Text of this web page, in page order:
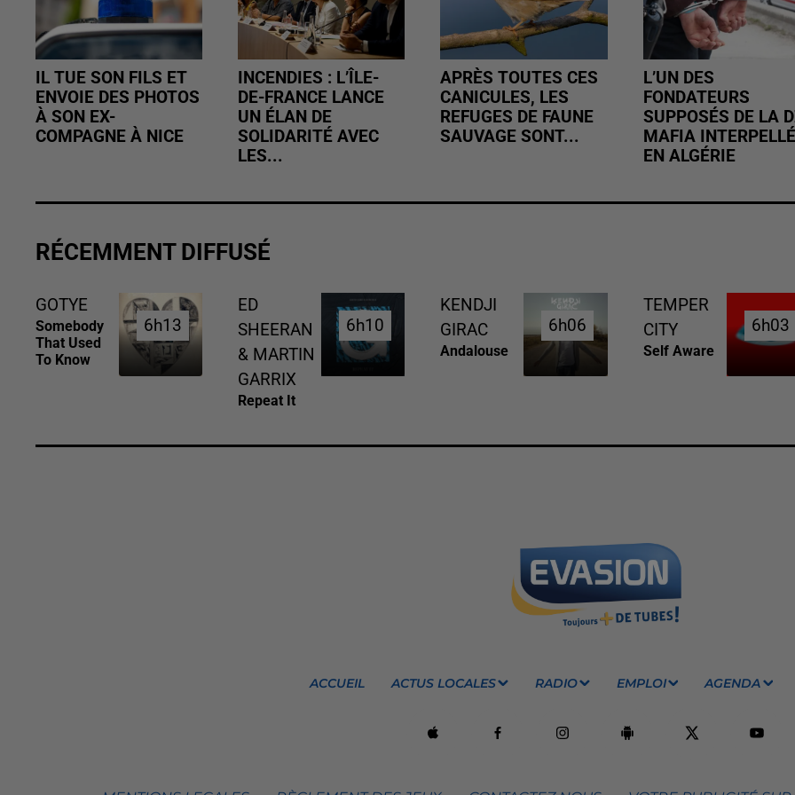
IL TUE SON FILS ET
ENVOIE DES PHOTOS
À SON EX-
COMPAGNE À NICE
INCENDIES : L’ÎLE-
DE-FRANCE LANCE
UN ÉLAN DE
SOLIDARITÉ AVEC
LES...
APRÈS TOUTES CES
CANICULES, LES
REFUGES DE FAUNE
SAUVAGE SONT...
L’UN DES
FONDATEURS
SUPPOSÉS DE LA
MAFIA INTERPELLÉ
EN ALGÉRIE
RÉCEMMENT DIFFUSÉ
GOTYE
Somebody
That Used
To Know
6h13
6h13
ED
SHEERAN
& MARTIN
GARRIX
Repeat It
6h10
6h10
KENDJI
GIRAC
Andalouse
6h06
6h06
TEMPER
CITY
Self Aware
6h03
6h03
ACCUEIL ACTUS LOCALES RADIO EMPLOI AGENDA